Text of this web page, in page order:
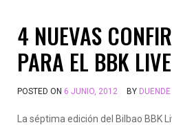
4 NUEVAS
PARA EL BBK LIVE
POSTED ON 6 JUNIO, 2012 BY DUENDE
La séptima edición del Bilbao BBK